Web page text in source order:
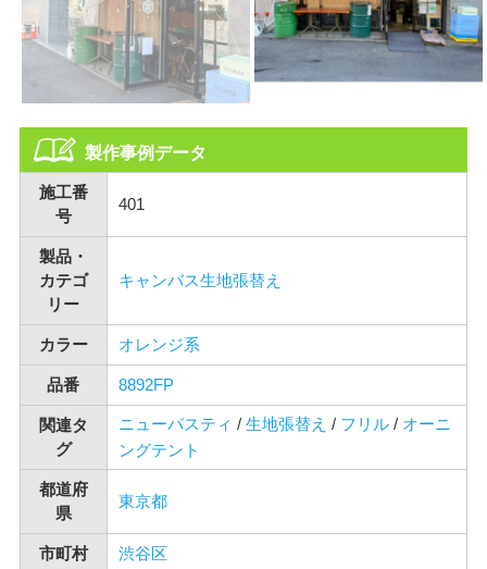
製作事例データ
施工番
号
401
製品・
カテゴ
リー
キャンバス生地張替え
カラー オレンジ系
品番 8892FP
関連タ
グ
ニューパスティ / 生地張替え / フリル/ オーニ
ングテント
都道府
県
東京都
市町村 渋谷区